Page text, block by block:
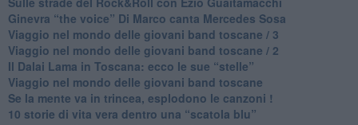
​Ginevra “the voice” Di Marco canta Mercedes Sosa
Viaggio nel mondo delle giovani band toscane / 3
​Viaggio nel mondo delle giovani band toscane / 2
Il Dalai Lama in Toscana: ecco le sue “stelle”
Viaggio nel mondo delle giovani band toscane
Se la mente va in trincea, esplodono le canzoni !
​10 storie di vita vera dentro una “scatola blu”